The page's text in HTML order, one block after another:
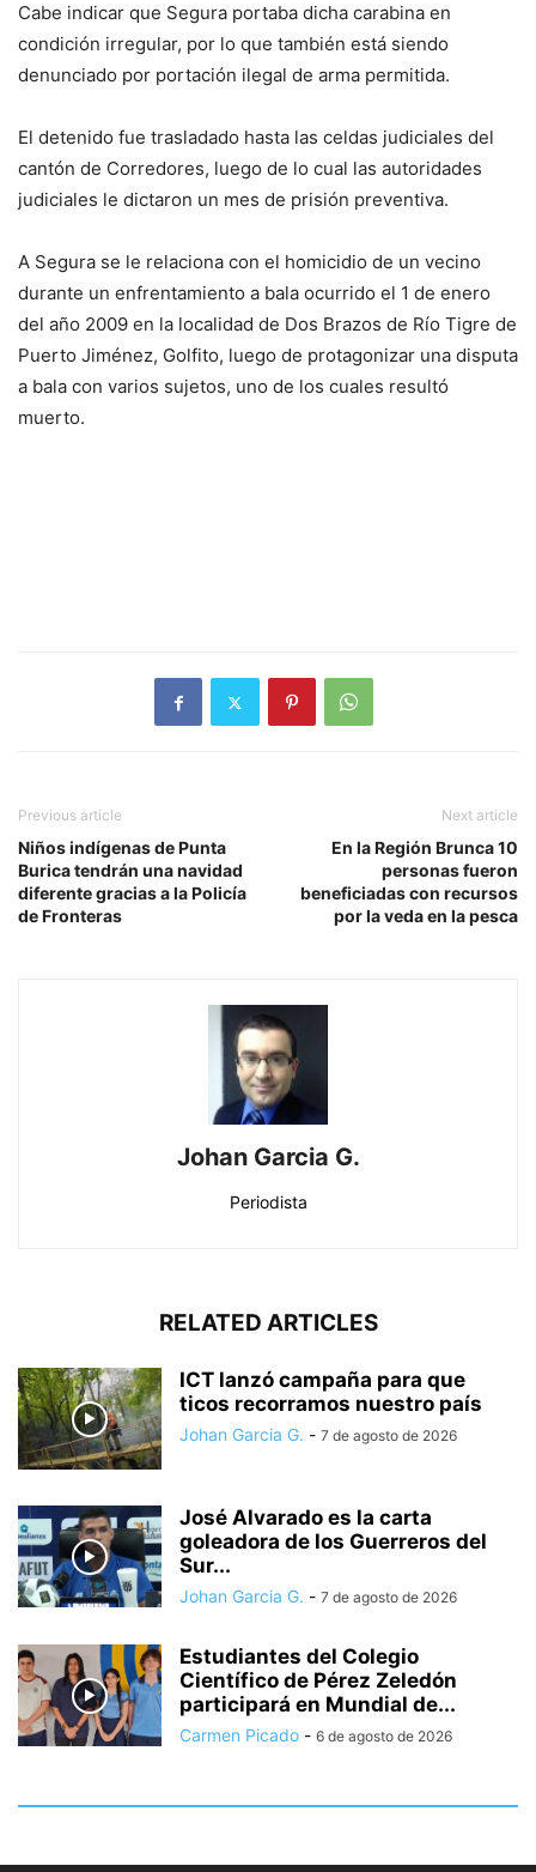
Cabe indicar que Segura portaba dicha carabina en
condición irregular, por lo que también está siendo
denunciado por portación ilegal de arma permitida.
El detenido fue trasladado hasta las celdas judiciales del
cantón de Corredores, luego de lo cual las autoridades
judiciales le dictaron un mes de prisión preventiva.
A Segura se le relaciona con el homicidio de un vecino
durante un enfrentamiento a bala ocurrido el 1 de enero
del año 2009 en la localidad de Dos Brazos de Río Tigre de
Puerto Jiménez, Golfito, luego de protagonizar una disputa
a bala con varios sujetos, uno de los cuales resultó
muerto.
Previous article
Niños indígenas de Punta
Burica tendrán una navidad
diferente gracias a la Policía
de Fronteras
Next article
En la Región Brunca 10
personas fueron
beneficiadas con recursos
por la veda en la pesca
Johan Garcia G.
Periodista
RELATED ARTICLES
ICT lanzó campaña para que
ticos recorramos nuestro país
Johan Garcia G. - 7 de agosto de 2026
José Alvarado es la carta
goleadora de los Guerreros del
Sur...
Johan Garcia G. - 7 de agosto de 2026
Estudiantes del Colegio
Científico de Pérez Zeledón
participará en Mundial de...
Carmen Picado - 6 de agosto de 2026